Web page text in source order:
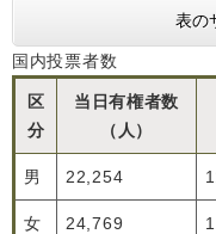
表の
国内投票者数
区
分
当日有権者数
（人）
男 22,254
女 24,769